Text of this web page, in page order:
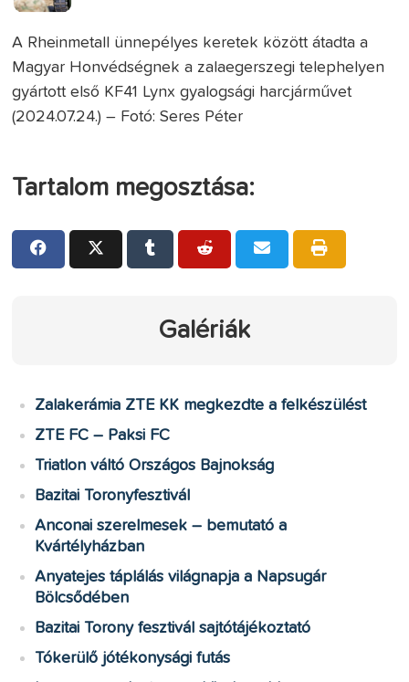
A Rheinmetall ünnepélyes keretek között átadta a
Magyar Honvédségnek a zalaegerszegi telephelyen
gyártott első KF41 Lynx gyalogsági harcjárművet
(2024.07.24.) – Fotó: Seres Péter
Tartalom megosztása:
Galériák
Zalakerámia ZTE KK megkezdte a felkészülést
ZTE FC – Paksi FC
Triatlon váltó Országos Bajnokság
Bazitai Toronyfesztivál
Anconai szerelmesek – bemutató a
Kvártélyházban
Anyatejes táplálás világnapja a Napsugár
Bölcsődében
Bazitai Torony fesztivál sajtótájékoztató
Tókerülő jótékonysági futás